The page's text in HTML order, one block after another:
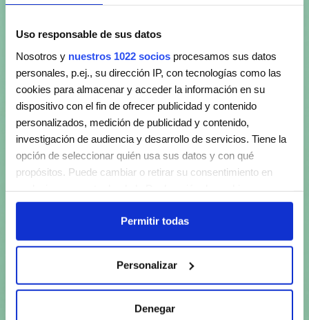
Uso responsable de sus datos
Nosotros y nuestros 1022 socios procesamos sus datos
personales, p.ej., su dirección IP, con tecnologías como las
cookies para almacenar y acceder la información en su
dispositivo con el fin de ofrecer publicidad y contenido
personalizados, medición de publicidad y contenido,
investigación de audiencia y desarrollo de servicios. Tiene la
opción de seleccionar quién usa sus datos y con qué
propósitos. Puede cambiar o retirar su consentimiento en
clicando en el Menú de consentimiento.
Si lo permite, también quisiéramos:
que puede tener una precisión de varios metros
Identificar su dispositivo analizándolo activamente
para buscar características específicas (huellas
Permitir todas
Personalizar
Denegar